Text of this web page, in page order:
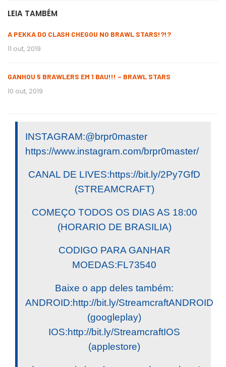
LEIA TAMBÉM
A PEKKA DO CLASH CHEGOU NO BRAWL STARS!?!?
11 out, 2019
GANHOU 5 BRAWLERS EM 1 BAU!!! – BRAWL STARS
10 out, 2019
INSTAGRAM:@brpr0master
https://www.instagram.com/brpr0master/
CANAL DE LIVES:https://bit.ly/2Py7GfD
(STREAMCRAFT)
COMEÇO TODOS OS DIAS AS 18:00
(HORARIO DE BRASILIA)
CODIGO PARA GANHAR
MOEDAS:FL73540
Baixe o app deles também:
ANDROID:http://bit.ly/StreamcraftANDROID
(googleplay)
IOS:http://bit.ly/StreamcraftIOS
(applestore)